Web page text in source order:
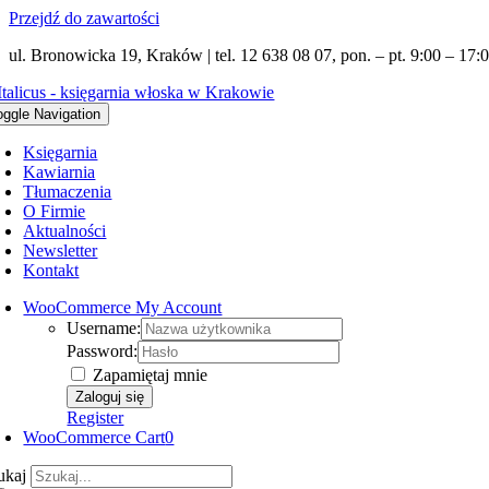
Przejdź do zawartości
ul. Bronowicka 19, Kraków | tel. 12 638 08 07, pon. – pt. 9:00 –
Navigation
Księgarnia
Kawiarnia
Tłumaczenia
O Firmie
Aktualności
Newsletter
Kontakt
WooCommerce My Account
Username:
Password:
Zapamiętaj mnie
Register
WooCommerce Cart0